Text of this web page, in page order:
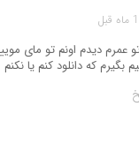
قبل
عمرم دیدم اونم تو مای
بگیرم که دانلود کنم یا